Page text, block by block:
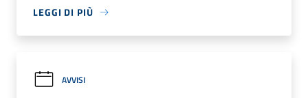
LEGGI DI PIÙ
AVVISI